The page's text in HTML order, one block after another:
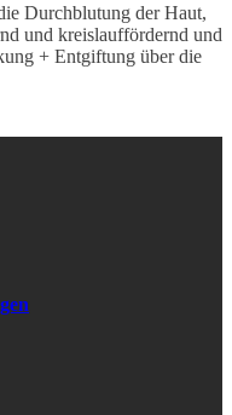
Durchblutung der Haut,
und kreislauffördernd und
+ Entgiftung über die